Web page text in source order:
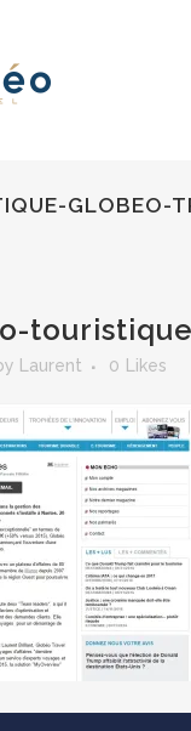
GLOBEO-
Laurent 0 Likes